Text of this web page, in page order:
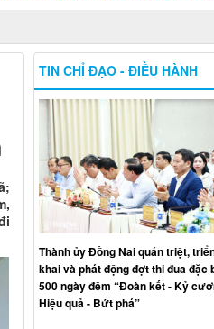
TIN CHỈ ĐẠO - ĐIỀU HÀNH
Thành ủy Đồng Nai quán triệt,
khai và phát động đợt thi đua đặc
500 ngày đêm “Đoàn kết - Kỷ
Hiệu quả - Bứt phá”